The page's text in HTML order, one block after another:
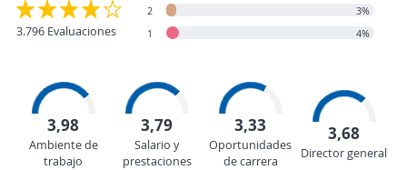
3.796 Evaluaciones
2
3%
1
4%
3,98
Ambiente de
trabajo
3,79
Salario y
prestaciones
3,33
Oportunidades
de carrera
3,68
Director general